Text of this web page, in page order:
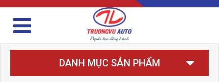
DANH MỤC SẢN PHẨM